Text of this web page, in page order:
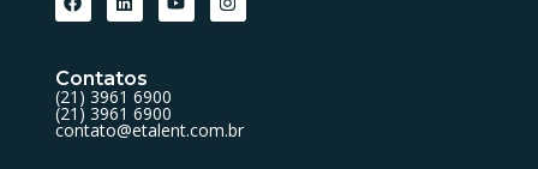
Contatos
(21) 3961 6900
(21) 3961 6900
contato@etalent.com.br